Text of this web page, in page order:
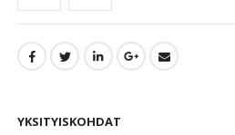
YKSITYISKOHDAT